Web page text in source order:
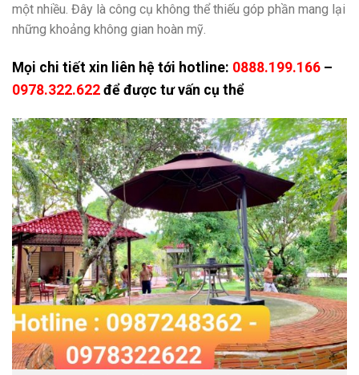
một nhiều. Đây là công cụ không thể thiếu góp phần mang lại
những khoảng không gian hoàn mỹ.
Mọi chi tiết xin liên hệ tới hotline: 0888.199.166 –
0978.322.622 để được tư vấn cụ thể